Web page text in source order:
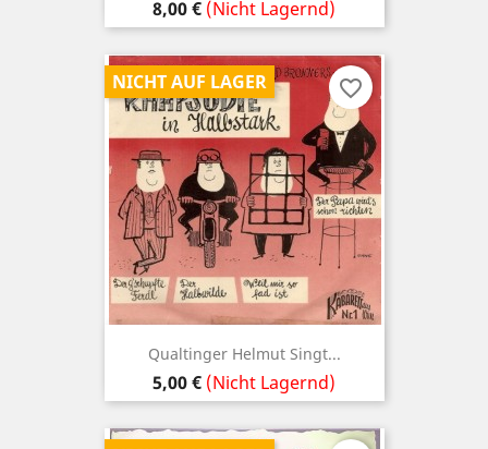
Preis
8,00 € (Nicht Lagernd)
Qualtinger Helmut Singt...
Preis
5,00 € (Nicht Lagernd)
NICHT AUF LAGER favorite_border